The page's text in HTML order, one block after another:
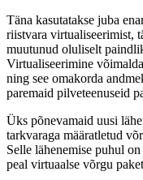
Täna kasutatakse juba
riistvara virtualiseerimist,
muutunud oluliselt
Virtualiseerimine
ning see omakorda
paremaid pilveteenuseid
Üks põnevamaid uusi
tarkvaraga määratletud
Selle lähenemise puhul
peal virtuaalse võrgu